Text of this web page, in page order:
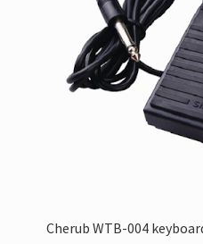
Cherub WTB-004